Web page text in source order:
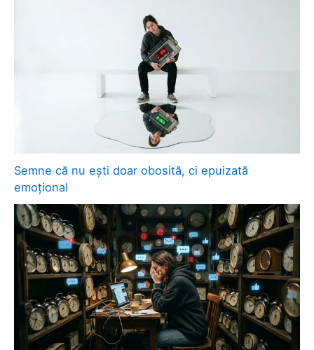
Semne că nu ești doar obosită, ci epuizată
emoțional